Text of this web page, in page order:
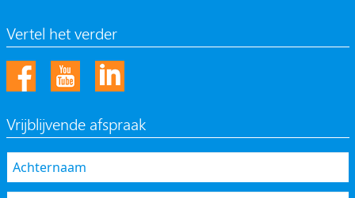
Vertel het verder
Vrijblijvende afspraak